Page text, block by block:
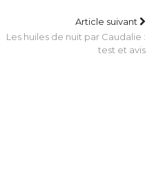
Article suivant
Les huiles de nuit par Caudalie :
test et avis